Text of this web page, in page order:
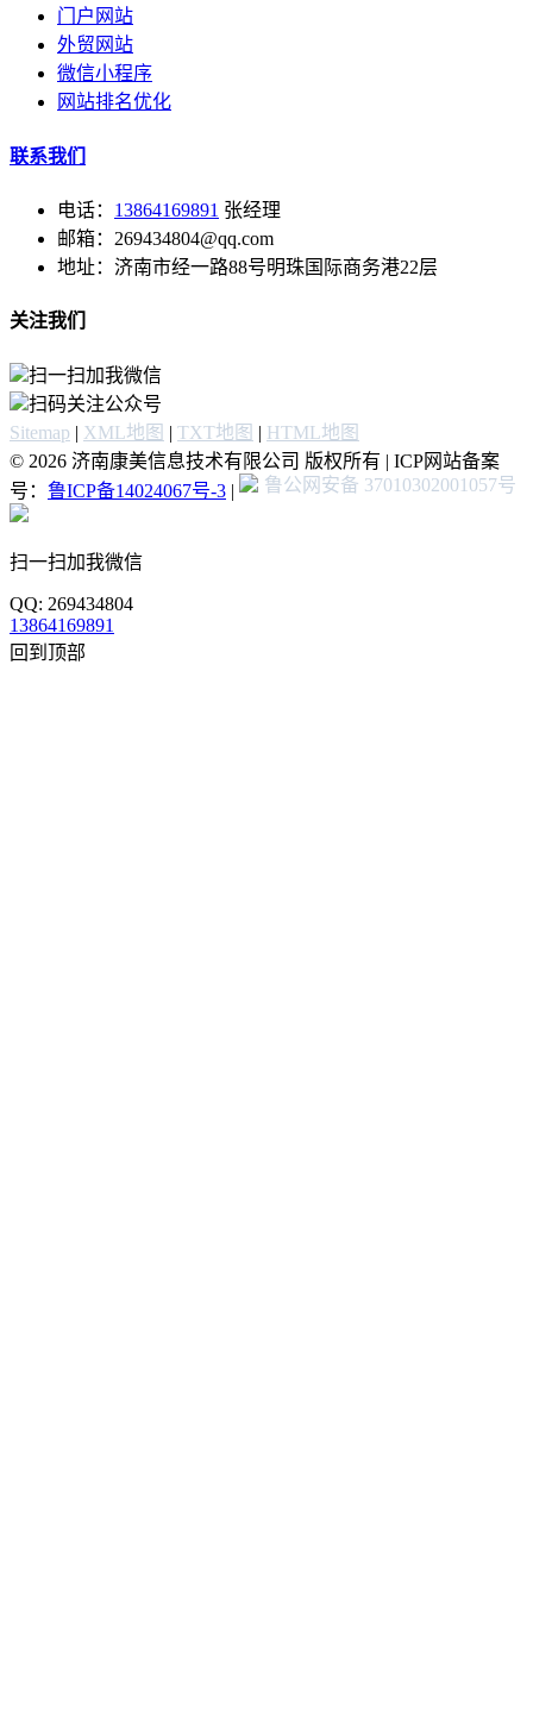
门户网站
外贸网站
微信小程序
网站排名优化
联系我们
电话： 13864169891 张经理
邮箱：269434804@qq.com
地址：济南市经一路88号明珠国际商务港22层
关注我们
扫一扫加我微信
扫码关注公众号
Sitemap | XML地图 | TXT地图 | HTML地图
© 2026 济南康美信息技术有限公司 版权所有 | ICP网站备案
号： 鲁ICP备14024067号-3 | 鲁公网安备 37010302001057号
扫一扫加我微信
QQ: 269434804
13864169891
回到顶部